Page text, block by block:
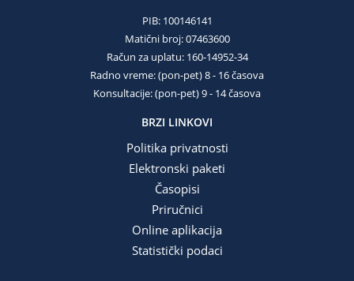
PIB: 100146141
Matični broj: 07463600
Račun za uplatu: 160-14952-34
Radno vreme: (pon-pet) 8 - 16 časova
Konsultacije: (pon-pet) 9 - 14 časova
BRZI LINKOVI
Politika privatnosti
Elektronski paketi
Časopisi
Priručnici
Online aplikacija
Statistički podaci